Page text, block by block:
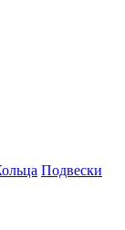
Подвески